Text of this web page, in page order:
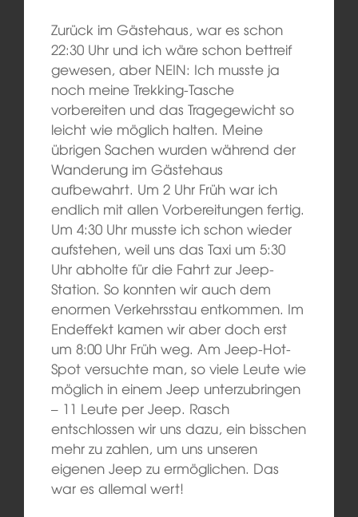
Zurück im Gästehaus, war es schon
22:30 Uhr und ich wäre schon bettreif
gewesen, aber NEIN: Ich musste ja
noch meine Trekking-Tasche
vorbereiten und das Tragegewicht so
leicht wie möglich halten. Meine
übrigen Sachen wurden während der
Wanderung im Gästehaus
aufbewahrt. Um 2 Uhr Früh war ich
endlich mit allen Vorbereitungen fertig.
Um 4:30 Uhr musste ich schon wieder
aufstehen, weil uns das Taxi um 5:30
Uhr abholte für die Fahrt zur Jeep-
Station. So konnten wir auch dem
enormen Verkehrsstau entkommen. Im
Endeffekt kamen wir aber doch erst
um 8:00 Uhr Früh weg. Am Jeep-Hot-
Spot versuchte man, so viele Leute wie
möglich in einem Jeep unterzubringen
– 11 Leute per Jeep. Rasch
entschlossen wir uns dazu, ein bisschen
mehr zu zahlen, um uns unseren
eigenen Jeep zu ermöglichen. Das
war es allemal wert!